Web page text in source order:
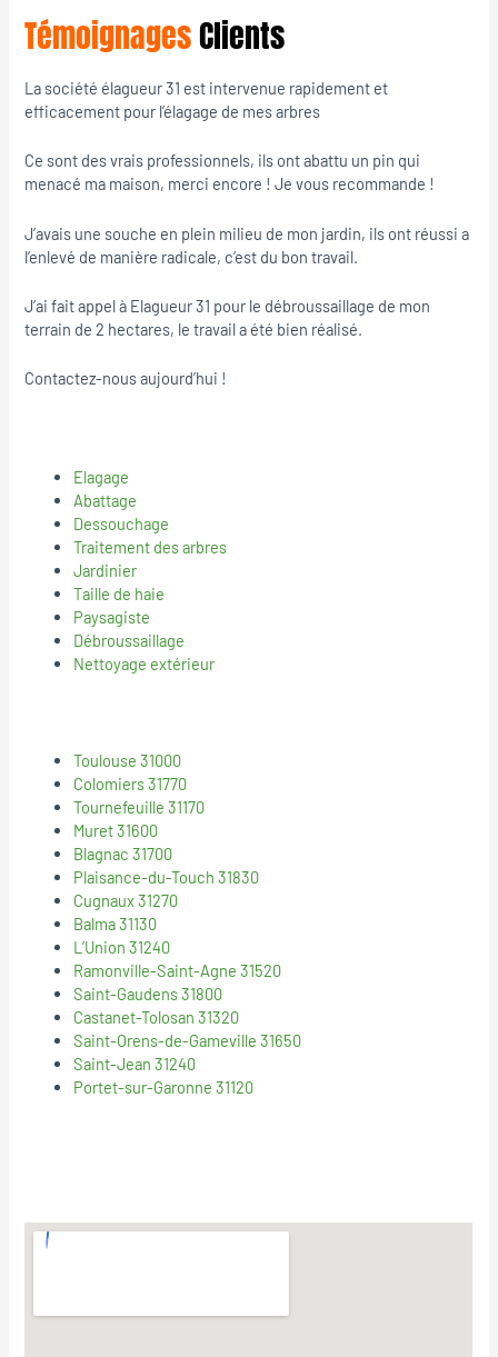
TémoignagesClients
La société élagueur 31 est intervenue rapidement et
efficacement pour l’élagage de mes arbres
Ce sont des vrais professionnels, ils ont abattu un pin qui
menacé ma maison, merci encore ! Je vous recommande !
J’avais une souche en plein milieu de mon jardin, ils ont réussi a
l’enlevé de manière radicale, c’est du bon travail.
J’ai fait appel à Elagueur 31 pour le débroussaillage de mon
terrain de 2 hectares, le travail a été bien réalisé.
Contactez-nous aujourd’hui !
Elagage
Abattage
Dessouchage
Traitement des arbres
Jardinier
Taille de haie
Paysagiste
Débroussaillage
Nettoyage extérieur
Toulouse 31000
Colomiers 31770
Tournefeuille 31170
Muret 31600
Blagnac 31700
Plaisance-du-Touch 31830
Cugnaux 31270
Balma 31130
L’Union 31240
Ramonville-Saint-Agne 31520
Saint-Gaudens 31800
Castanet-Tolosan 31320
Saint-Orens-de-Gameville 31650
Saint-Jean 31240
Portet-sur-Garonne 31120